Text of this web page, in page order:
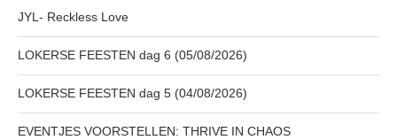
JYL- Reckless Love
LOKERSE FEESTEN dag 6 (05/08/2026)
LOKERSE FEESTEN dag 5 (04/08/2026)
EVENTJES VOORSTELLEN: THRIVE IN CHAOS